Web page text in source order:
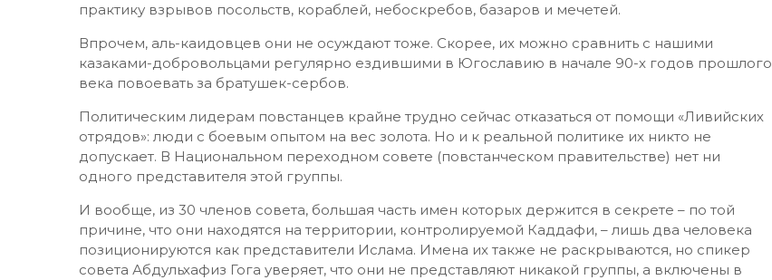
практику взрывов посольств, кораблей, небоскребов, базаров и мечетей.
Впрочем, аль-каидовцев они не осуждают тоже. Скорее, их можно сравнить с нашими
казаками-добровольцами регулярно ездившими в Югославию в начале 90-х годов прошлого
века повоевать за братушек-сербов.
Политическим лидерам повстанцев крайне трудно сейчас отказаться от помощи «Ливийских
отрядов»: люди с боевым опытом на вес золота. Но и к реальной политике их никто не
допускает. В Национальном переходном совете (повстанческом правительстве) нет ни
одного представителя этой группы.
И вообще, из 30 членов совета, большая часть имен которых держится в секрете – по той
причине, что они находятся на территории, контролируемой Каддафи, – лишь два человека
позиционируются как представители Ислама. Имена их также не раскрываются, но спикер
совета Абдульхафиз Гога уверяет, что они не представляют никакой группы, а включены в